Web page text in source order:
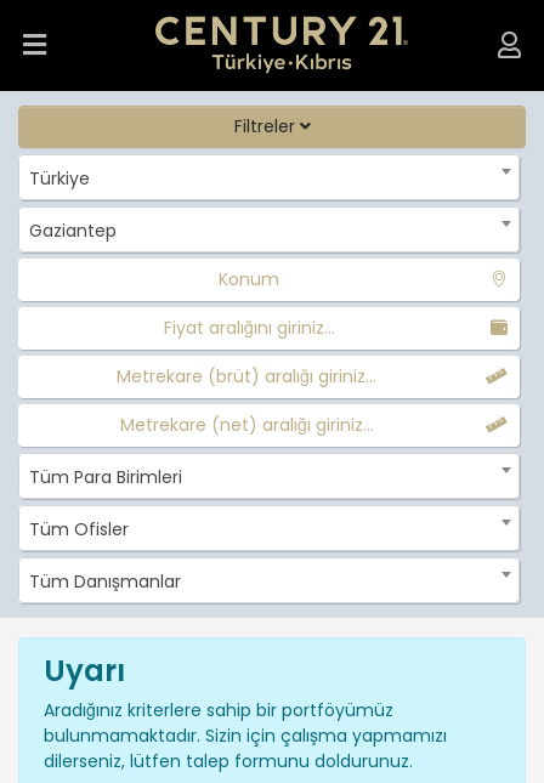
Filtreler
Türkiye
Gaziantep
Konum
Fiyat aralığını giriniz...
Metrekare (brüt) aralığı giriniz...
Metrekare (net) aralığı giriniz...
Tüm Para Birimleri
Tüm Ofisler
Tüm Danışmanlar
Uyarı
Aradığınız kriterlere sahip bir portföyümüz
bulunmamaktadır. Sizin için çalışma yapmamızı
dilerseniz, lütfen talep formunu doldurunuz.